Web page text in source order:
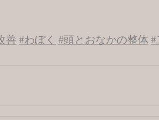
善 #わぼく #頭とおなかの整体 #